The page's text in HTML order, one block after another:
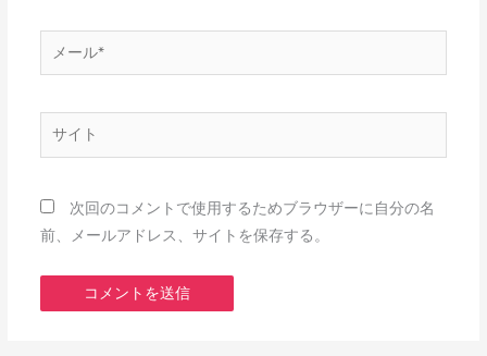
ー
イ
次回のコメントで使用するためブラウザーに自分の名
前、メールアドレス、サイトを保存する。